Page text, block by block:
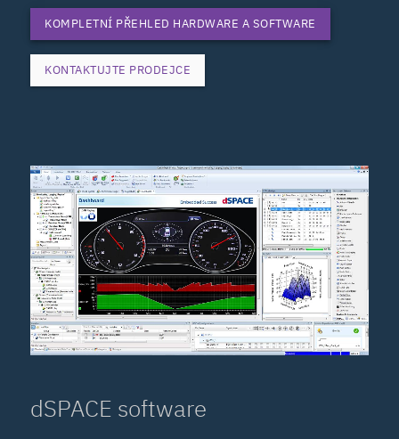
KOMPLETNÍ PŘEHLED HARDWARE A SOFTWARE
KONTAKTUJTE PRODEJCE
dSPACE software